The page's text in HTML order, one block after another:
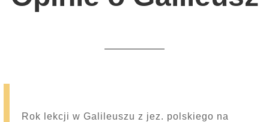
Rok lekcji w Galileuszu z jez. polskiego na